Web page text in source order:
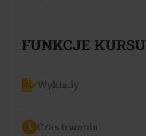
FUNKCJE KURSU
Wykłady
Czas trwania